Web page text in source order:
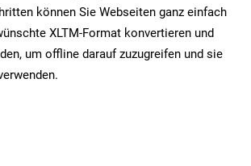
können Sie Webseiten ganz einfach
XLTM-Format konvertieren und
um offline darauf zuzugreifen und sie